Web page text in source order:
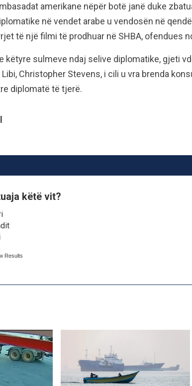
amerikane nëpër botë janë duke
në vendet arabe u vendosën në
të një filmi të prodhuar në SHBA, ofendues
këtyre sulmeve ndaj selive diplomatike, gjeti
Christopher Stevens, i cili u vra brenda
diplomatë të tjerë.
këtë vit?
Results